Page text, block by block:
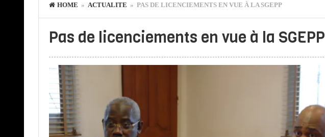
HOME » ACTUALITE » PAS DE LICENCIEMENTS EN VUE À LA SGEPP
Pas de licenciements en vue à la SGEPP